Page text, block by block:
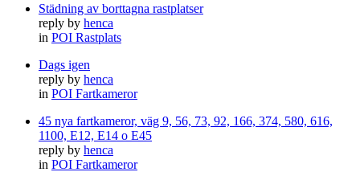
Städning av borttagna rastplatser
reply by henca
in POI Rastplats
Dags igen
reply by henca
in POI Fartkameror
45 nya fartkameror, väg 9, 56, 73, 92, 166, 374, 580, 616,
1100, E12, E14 o E45
reply by henca
in POI Fartkameror